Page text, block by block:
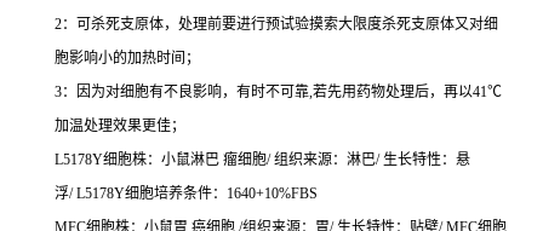
2：可杀死支原体，处理前要进行预试验摸索大限度杀死支原体又对细
胞影响小的加热时间；
3：因为对细胞有不良影响，有时不可靠,若先用药物处理后，再以41℃
加温处理效果更佳；
L5178Y细胞株：小鼠淋巴 瘤细胞/ 组织来源：淋巴/ 生长特性：悬
浮/ L5178Y细胞培养条件：1640+10%FBS
MFC细胞株：小鼠胃 癌细胞 /组织来源：胃/ 生长特性：贴壁/ MFC细胞